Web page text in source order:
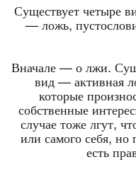
Существует четыре
— ложь,
Вначале — о лжи.
вид — активная
которые
собственные
случае тоже лгут,
или самого себя, но
есть